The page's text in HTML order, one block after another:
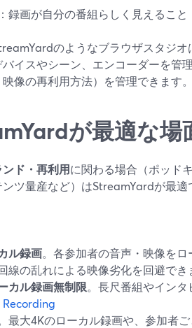
：録画が自分の番組らしく見えるこ
のようなブラウザスタジ
イスやシーン、エンコーダーを管
像の再利用方法）を管理できます。
が最適な場
ンド・再利用に関わる場合（ポッド
ツ量産など）はStreamYardが最適
ル録画。各参加者の音声・映像を
線の乱れによる映像劣化を回避でき
カル録画無制限。長尺番組やインタ
最大4Kのローカル録画や、参加者